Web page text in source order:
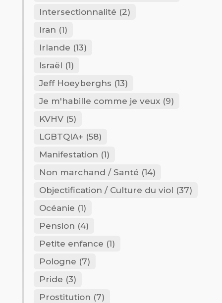
Intersectionnalité (2)
Iran (1)
Irlande (13)
Israël (1)
Jeff Hoeyberghs (13)
Je m'habille comme je veux(9)
KVHV(5)
LGBTQIA+ (58)
Manifestation (1)
Non marchand / Santé (14)
Objectification / Culture du viol (37)
Océanie (1)
Pension (4)
Petite enfance (1)
Pologne (7)
Pride (3)
Prostitution (7)